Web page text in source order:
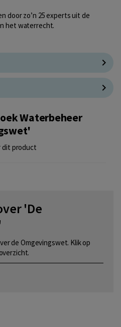
door zo’n 25 experts uit de
het waterrecht.
Waterbeheer
dit product
'De
de Omgevingswet. Klik op